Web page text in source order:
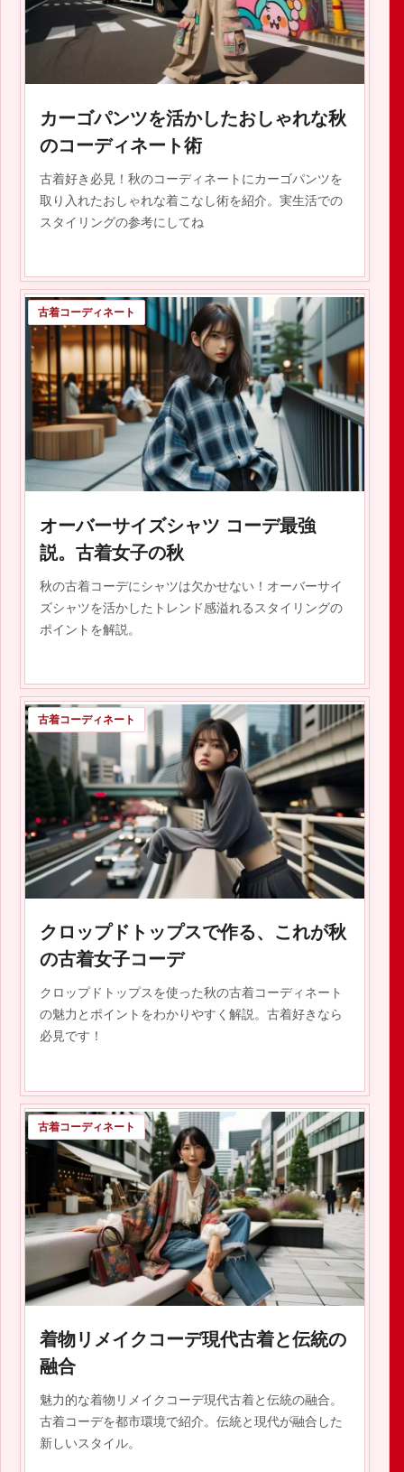
2023.10.27
カーゴパンツを活かしたおしゃれな秋
のコーディネート術
古着好き必見！秋のコーディネートにカーゴパンツを
取り入れたおしゃれな着こなし術を紹介。実生活での
スタイリングの参考にしてね
古着コーディネート
オーバーサイズシャツ コーデ最強
説。古着女子の秋
秋の古着コーデにシャツは欠かせない！オーバーサイ
ズシャツを活かしたトレンド感溢れるスタイリングの
ポイントを解説。
2023.10.26
古着コーディネート
クロップドトップスで作る、これが秋
の古着女子コーデ
クロップドトップスを使った秋の古着コーディネート
の魅力とポイントをわかりやすく解説。古着好きなら
必見です！
2023.10.25
古着コーディネート
着物リメイクコーデ現代古着と伝統の
融合
魅力的な着物リメイクコーデ現代古着と伝統の融合。
古着コーデを都市環境で紹介。伝統と現代が融合した
新しいスタイル。